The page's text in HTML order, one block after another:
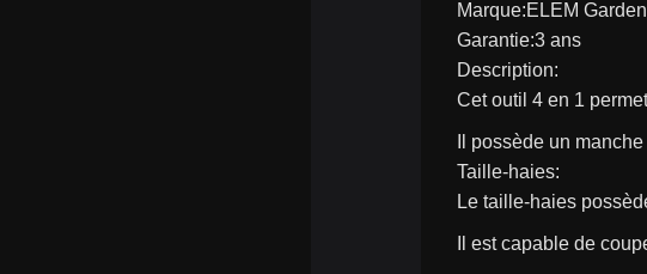
Marque:ELEM
Garantie:3 ans
Description:
Cet outil 4 en 1
Il possède un
Taille-haies:
Le taille-haies
Il est capable de